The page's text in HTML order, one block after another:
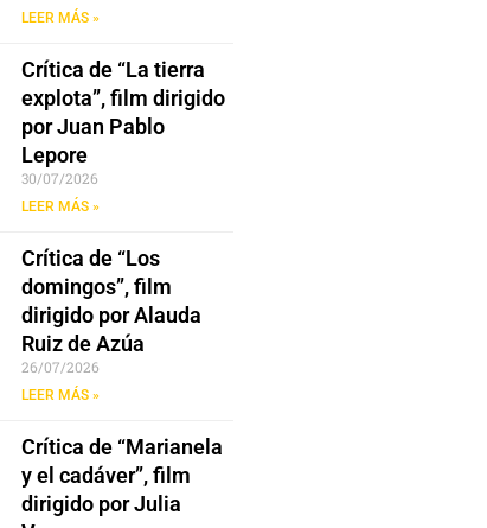
LEER MÁS »
Crítica de “La tierra
explota”, film dirigido
por Juan Pablo
Lepore
30/07/2026
LEER MÁS »
Crítica de “Los
domingos”, film
dirigido por Alauda
Ruiz de Azúa
26/07/2026
LEER MÁS »
Crítica de “Marianela
y el cadáver”, film
dirigido por Julia